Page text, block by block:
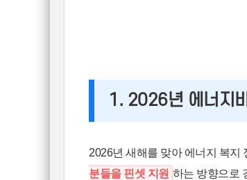
1. 2026년 에너지
2026년 새해를 맞아 에너지 복지
분들을 핀셋 지원 하는 방향으로